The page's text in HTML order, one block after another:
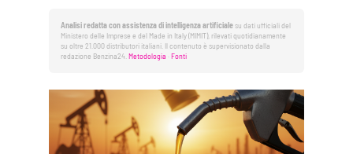
Analisi redatta con assistenza di intelligenza artificialesu dati ufficiali del
Ministero delle Imprese e del Made in Italy (MIMIT), rilevati quotidianamente
su oltre 21.000 distributori italiani. Il contenuto è supervisionato dalla
redazione Benzina24. Metodologia Fonti